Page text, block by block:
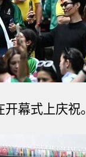
幕式上庆祝。